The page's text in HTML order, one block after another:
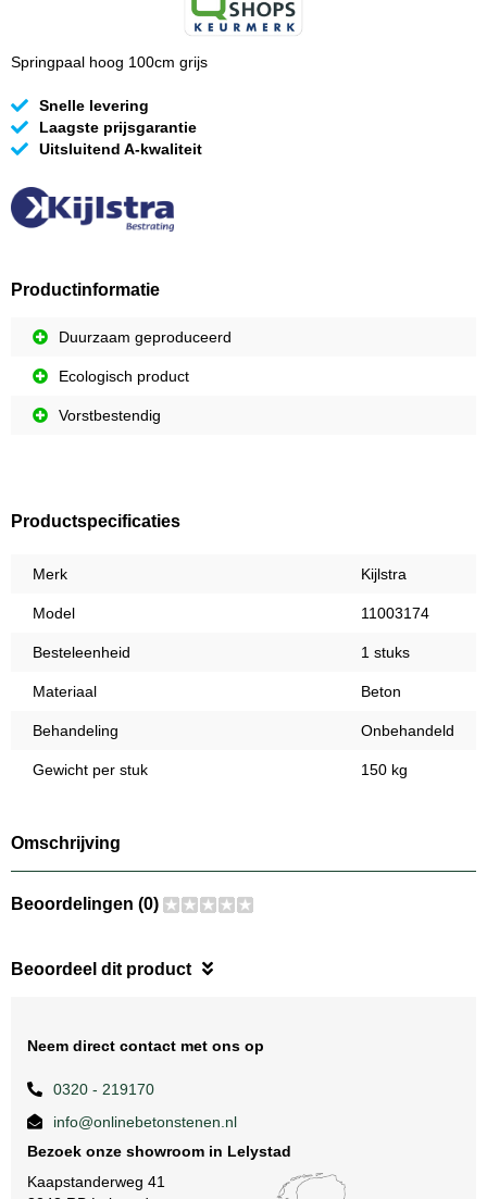
Springpaal hoog 100cm grijs
Snelle levering
Laagste prijsgarantie
Uitsluitend A-kwaliteit
Productinformatie
Duurzaam geproduceerd
Ecologisch product
Vorstbestendig
Productspecificaties
Merk Kijlstra
Model 11003174
Besteleenheid 1 stuks
Materiaal Beton
Behandeling Onbehandeld
Gewicht per stuk 150 kg
Omschrijving
Beoordelingen (0)
Beoordeel dit product
Neem direct contact met ons op
0320 - 219170
info@onlinebetonstenen.nl
Bezoek onze showroom in Lelystad
Kaapstanderweg 41